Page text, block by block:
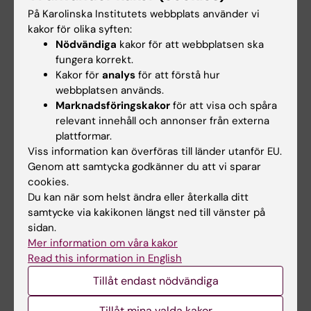
BII 17.27
4.0
Sjuksköterskeprogrammet
Distans
Anmälningskod:KI-41011
Utbildningstillfälle: HT2022
Urval 1
18.75 BI
- BII 19.09
0.40 BF 4.0
På Karolinska Institutets webbplats använder vi
kakor för olika syften:
Nödvändiga kakor för att webbplatsen ska
fungera korrekt.
Kakor för analys för att förstå hur
webbplatsen används.
Marknadsföringskakor för att visa och spåra
relevant innehåll och annonser från externa
plattformar.
Viss information kan överföras till länder utanför EU.
Genom att samtycka godkänner du att vi sparar
cookies.
Du kan när som helst ändra eller återkalla ditt
samtycke via kakikonen längst ned till vänster på
sidan.
Mer information om våra kakor
Read this information in English
Tillåt endast nödvändiga